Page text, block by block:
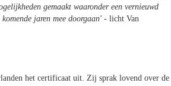
gemaakt waaronder een vernieuwd
jaren mee doorgaan' - licht Van
het certificaat uit. Zij sprak lovend over de